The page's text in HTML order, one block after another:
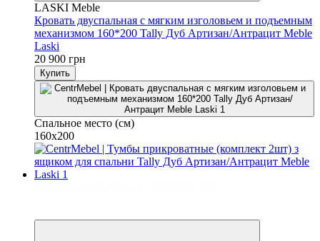
LASKI Meble
Кровать двуспальная с мягким изголовьем и подъемным
механизмом 160*200 Tally Дуб Артизан/Антрацит Meble
Laski
20 900 грн
Купить
Спальное место (см)
160x200